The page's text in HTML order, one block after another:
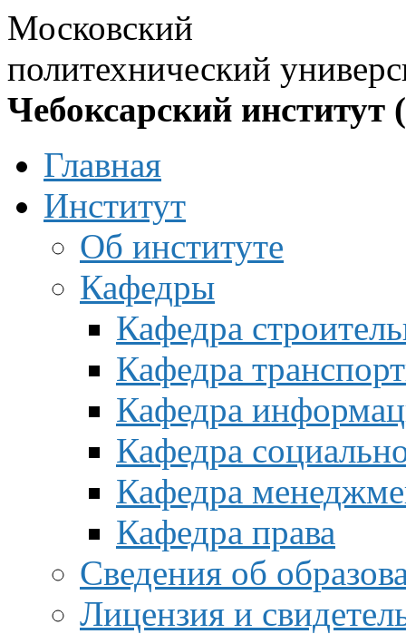
Московский
политехнический
Чебоксарский институт
Главная
Институт
Об институте
Кафедры
Кафедра
Кафедра
Кафедра
Кафедра
Кафедра
Кафедра права
Сведения об
Лицензия и